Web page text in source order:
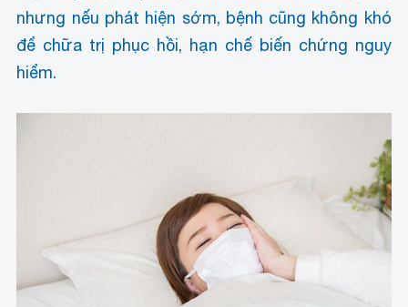
nhưng nếu phát hiện sớm, bệnh cũng không khó
để chữa trị phục hồi, hạn chế biến chứng nguy
hiểm.